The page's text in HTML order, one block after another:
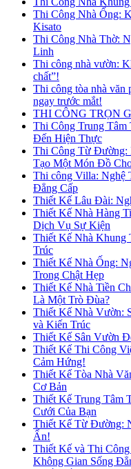
Thi Công Nhà Ống:
Kisato
Thi Công Nhà Thờ:
Linh
Thi công nhà vườn:
chất”!
Thi công tòa nhà văn
ngay trước mắt!
THI CÔNG TRỌN
Thi Công Trung
Đến Hiện Thực
Thi Công Từ Đường:
Tạo Một Món Đồ
Thi công Villa: Nghệ
Đẳng Cấp
Thiết Kế Lâu Đài:
Thiết Kế Nhà Hàng
Dịch Vụ Sự Kiện
Thiết Kế Nhà Khung
Trúc
Thiết Kế Nhà Ống:
Trong Chật Hẹp
Thiết Kế Nhà Tiền
Là Một Trò Đùa?
Thiết Kế Nhà Vườn:
và Kiến Trúc
Thiết Kế Sân Vườn
Thiết Kế Thi Công
Cảm Hứng!
Thiết Kế Tòa Nhà
Cơ Bản
Thiết Kế Trung Tâm
Cưới Của Bạn
Thiết Kế Từ Đường:
Ẩn!
Thiết Kế và Thi
Không Gian Sống